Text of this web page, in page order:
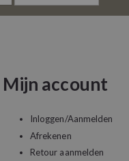
Mijn account
Inloggen/Aanmelden
Afrekenen
Retour aanmelden